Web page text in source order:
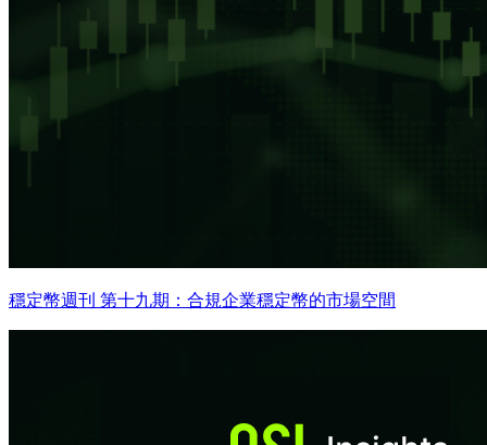
穩定幣週刊 第十九期：合規企業穩定幣的市場空間